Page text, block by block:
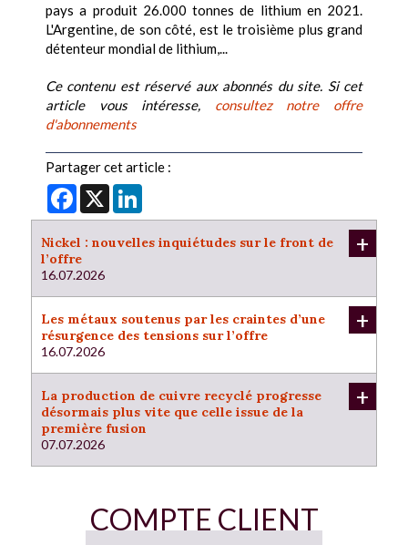
pays a produit 26.000 tonnes de lithium en 2021.
L'Argentine, de son côté, est le troisième plus grand
détenteur mondial de lithium,...
Ce contenu est réservé aux abonnés du site. Si cet
article vous intéresse, consultez notre offre
d'abonnements
Partager cet article :
Facebook
X
Nickel : nouvelles inquiétudes sur le front de
l’offre
16.07.2026
+
Les métaux soutenus par les craintes d’une
résurgence des tensions sur l’offre
16.07.2026
+
La production de cuivre recyclé progresse
désormais plus vite que celle issue de la
première fusion
07.07.2026
+
COMPTE CLIENT